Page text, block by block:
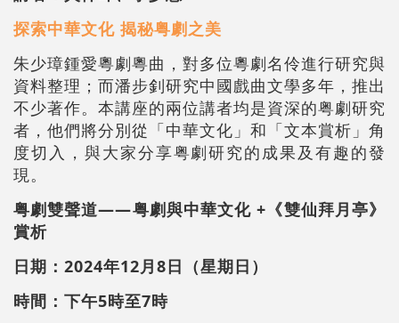
探索中華文化 揭秘粤劇之美
朱少璋鍾愛粵劇粵曲，對多位粵劇名伶進行研究與
資料整理；而潘步釗研究中國戲曲文學多年，推出
不少著作。本講座的兩位講者均是資深的粤劇研究
者，他們將分別從「中華文化」和「文本賞析」角
度切入，與大家分享粤劇研究的成果及有趣的發
現。
粤劇雙聲道——粤劇與中華文化 +《雙仙拜月亭》
賞析
日期：2024年12月8日（星期日）
時間：下午5時至7時